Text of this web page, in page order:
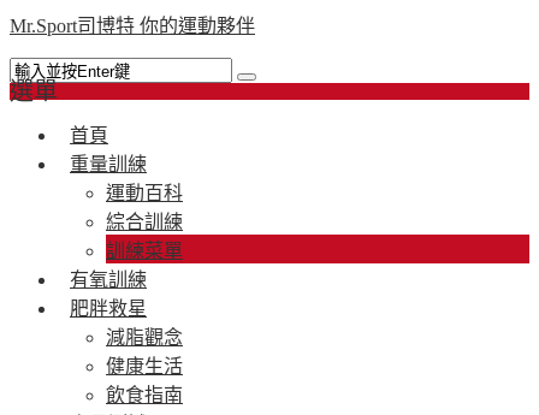
Mr.Sport司博特 你的運動夥伴
選單
首頁
重量訓練
運動百科
綜合訓練
訓練菜單
有氧訓練
肥胖救星
減脂觀念
健康生活
飲食指南